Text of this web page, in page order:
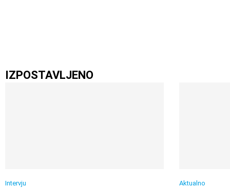
IZPOSTAVLJENO
Intervju Aktualno